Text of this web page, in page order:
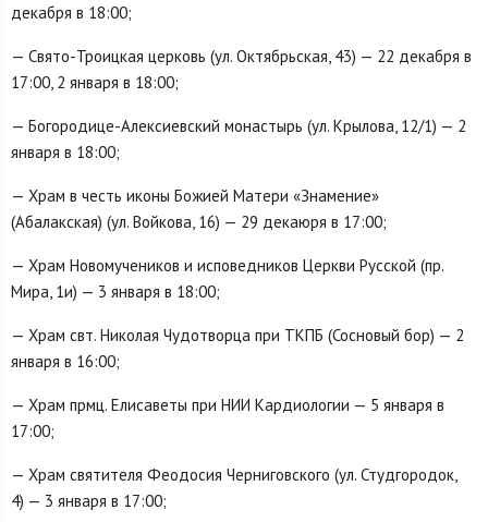
декабря в 18:00;
— Свято-Троицкая церковь (ул. Октябрьская, 43) — 22 декабря в
17:00, 2 января в 18:00;
— Богородице-Алексиевский монастырь (ул. Крылова, 12/1) — 2
января в 18:00;
— Храм в честь иконы Божией Матери «Знамение»
(Абалакская) (ул. Войкова, 16) — 29 декаюря в 17:00;
— Храм Новомучеников и исповедников Церкви Русской (пр.
Мира, 1и) — 3 января в 18:00;
— Храм свт. Николая Чудотворца при ТКПБ (Сосновый бор) — 2
января в 16:00;
— Храм прмц. Елисаветы при НИИ Кардиологии — 5 января в
17:00;
— Храм святителя Феодосия Черниговского (ул. Студгородок,
4) — 3 января в 17:00;